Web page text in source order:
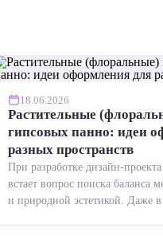
18.06.2026
Растительные
гипсовых панно: идеи
разных пространств
При разработке дизайн-
встает вопрос поиска баланса
и природной эстетикой. Даже в